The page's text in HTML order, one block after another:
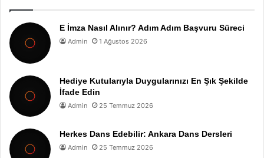
E İmza Nasıl Alınır? Adım Adım Başvuru Süreci
Admin 1 Ağustos 2026
Hediye Kutularıyla Duygularınızı En Şık Şekilde
İfade Edin
Admin 25 Temmuz 2026
Herkes Dans Edebilir: Ankara Dans Dersleri
Admin 25 Temmuz 2026